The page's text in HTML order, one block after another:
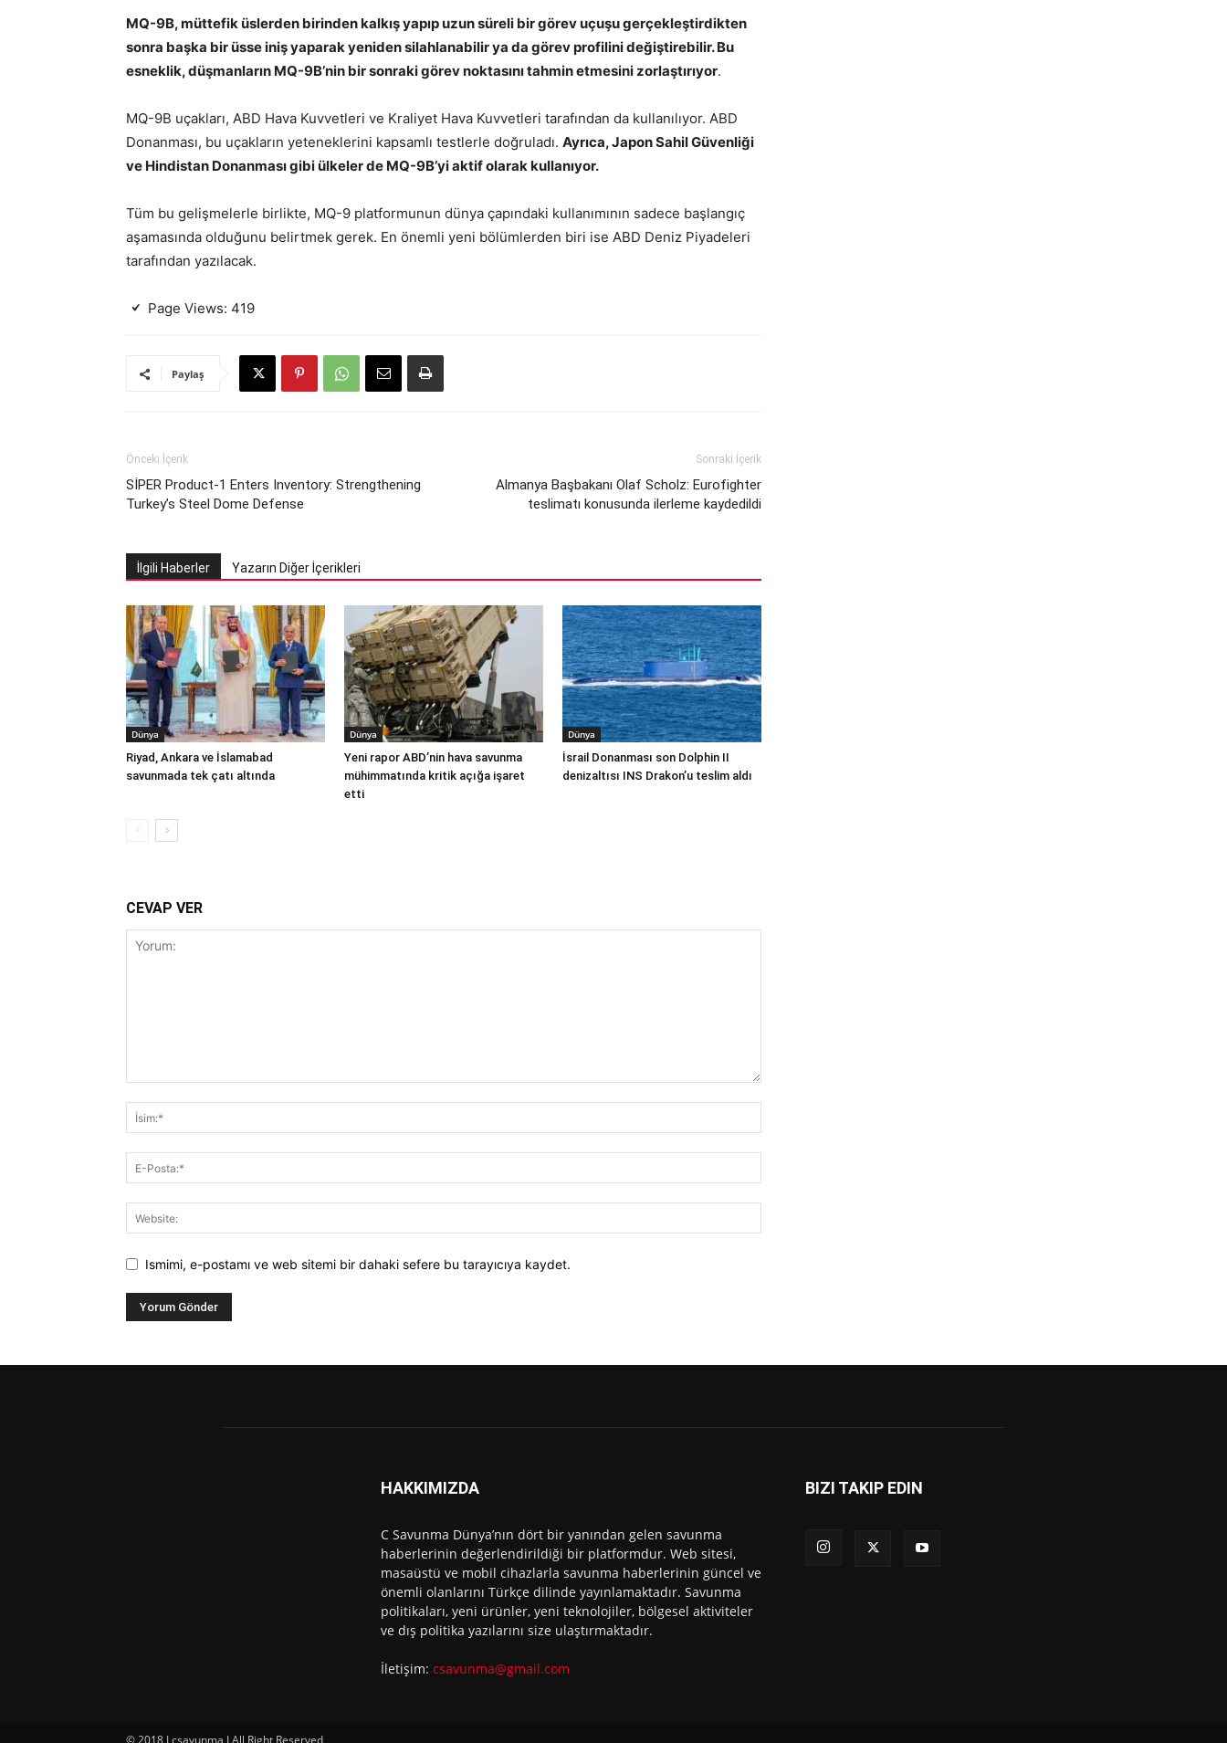
MQ-9B, müttefik üslerden birinden kalkış yapıp uzun süreli bir görev uçuşu gerçekleştirdikten
sonra başka bir üsse iniş yaparak yeniden silahlanabilir ya da görev profilini değiştirebilir. Bu
esneklik, düşmanların MQ-9B’nin bir sonraki görev noktasını tahmin etmesini zorlaştırıyor.
MQ-9B uçakları, ABD Hava Kuvvetleri ve Kraliyet Hava Kuvvetleri tarafından da kullanılıyor. ABD
Donanması, bu uçakların yeteneklerini kapsamlı testlerle doğruladı. Ayrıca, Japon Sahil Güvenliği
ve Hindistan Donanması gibi ülkeler de MQ-9B’yi aktif olarak kullanıyor.
Tüm bu gelişmelerle birlikte, MQ-9 platformunun dünya çapındaki kullanımının sadece başlangıç
aşamasında olduğunu belirtmek gerek. En önemli yeni bölümlerden biri ise ABD Deniz Piyadeleri
tarafından yazılacak.
Page Views: 419
Paylaş
Önceki İçerik
SİPER Product-1 Enters Inventory: Strengthening
Turkey’s Steel Dome Defense
Sonraki İçerik
Almanya Başbakanı Olaf Scholz: Eurofighter
teslimatı konusunda ilerleme kaydedildi
İlgili Haberler Yazarın Diğer İçerikleri
Dünya
Riyad, Ankara ve İslamabad
savunmada tek çatı altında
Dünya
Yeni rapor ABD’nin hava savunma
mühimmatında kritik açığa işaret
etti
Dünya
İsrail Donanması son Dolphin II
denizaltısı INS Drakon’u teslim aldı
CEVAP VER
Ismimi, e-postamı ve web sitemi bir dahaki sefere bu tarayıcıya kaydet.
HAKKIMIZDA
C Savunma Dünya’nın dört bir yanından gelen savunma
haberlerinin değerlendirildiği bir platformdur. Web sitesi,
masaüstü ve mobil cihazlarla savunma haberlerinin güncel ve
önemli olanlarını Türkçe dilinde yayınlamaktadır. Savunma
politikaları, yeni ürünler, yeni teknolojiler, bölgesel aktiviteler
ve dış politika yazılarını size ulaştırmaktadır.
İletişim: csavunma@gmail.com
BIZI TAKIP EDIN
© 2018 I csavunma I All Right Reserved